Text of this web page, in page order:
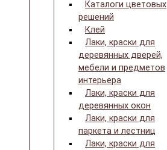
Каталоги цветовых
решений
Клей
Лаки, краски для
деревянных дверей,
мебели и предметов
интерьера
Лаки, краски для
деревянных окон
Лаки, краски для
паркета и лестниц
Лаки, краски для